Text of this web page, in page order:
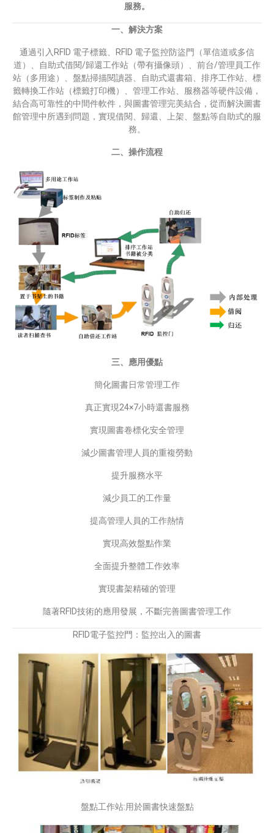
服務。
一、解決方案
通過引入RFID 電子標籤、RFID 電子監控防盜門（單信道或多信
道）、自助式借閱/歸還工作站（帶有攝像頭）、前台/管理員工作
站（多用途）、盤點掃描閱讀器、自助式還書箱、排序工作站、標
籤轉換工作站（標籤打印機）、管理工作站、服務器等硬件設備，
結合高可靠性的中間件軟件，與圖書管理完美結合，從而解決圖書
館管理中所遇到問題，實現借閱、歸還、上架、盤點等自助式的服
務。
二、操作流程
三、應用優點
簡化圖書日常管理工作
真正實現24×7小時還書服務
實現圖書卷標化安全管理
減少圖書管理人員的重複勞動
提升服務水平
減少員工的工作量
提高管理人員的工作熱情
實現高效盤點作業
全面提升整體工作效率
實現書架精確的管理
隨著RFID技術的應用發展，不斷完善圖書管理工作
RFID電子監控門：監控出入的圖書
盤點工作站:用於圖書快速盤點